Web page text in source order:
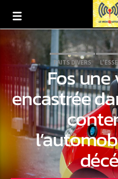
FAITS DIVERS
Fos
encastrée